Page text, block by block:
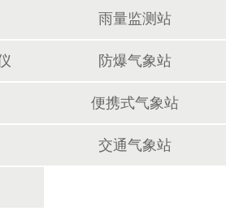
雨量监测站
防爆气象站
便携式气象站
交通气象站